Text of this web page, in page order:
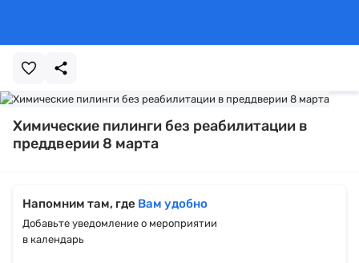
Химические пилинги без реабилитации в
преддверии 8 марта
Напомним там, где Вам удобно
Добавьте уведомление о мероприятии
в календарь